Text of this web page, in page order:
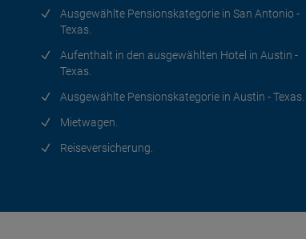
Ausgewählte Pensionskategorie in San Antonio -
Texas.
Aufenthalt in den ausgewählten Hotel in Austin -
Texas.
Ausgewählte Pensionskategorie in Austin - Texas.
Mietwagen.
Reiseversicherung.